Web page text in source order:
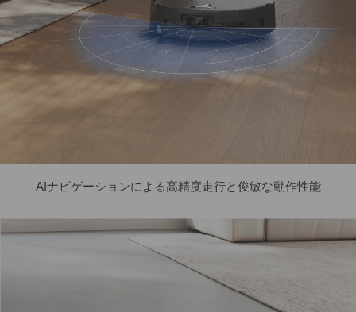
AIナビゲーションによる高精度走行と俊敏な動作性能